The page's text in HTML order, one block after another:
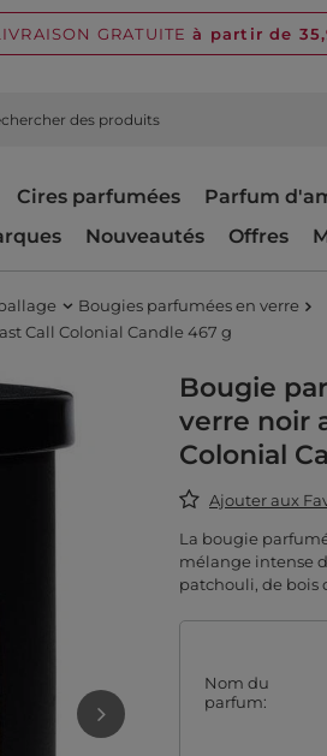
GRATUITE à partir de
Cires parfumées Parfum
Nouveautés Offres
Bougies parfumées en verre
Call Colonial Candle 467 g
Bougie
verre noir
Colonial
Ajouter aux
La bougie
mélange intense
patchouli, de bois
Nom du
parfum